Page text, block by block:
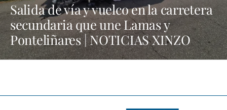
Salida de vía y vuelco en la carretera
secundaria que une Lamas y
Ponteliñares | NOTICIAS XINZO